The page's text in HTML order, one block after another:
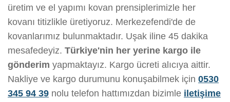
üretim ve el yapımı kovan prensiplerimizle her
kovanı titizlikle üretiyoruz. Merkezefendi'de de
kovanlarımız bulunmaktadır. Uşak iline 45 dakika
mesafedeyiz. Türkiye'nin her yerine kargo ile
gönderim yapmaktayız. Kargo ücreti alıcıya aittir.
Nakliye ve kargo durumunu konuşabilmek için 0530
345 94 39 nolu telefon hattımızdan bizimle iletişime